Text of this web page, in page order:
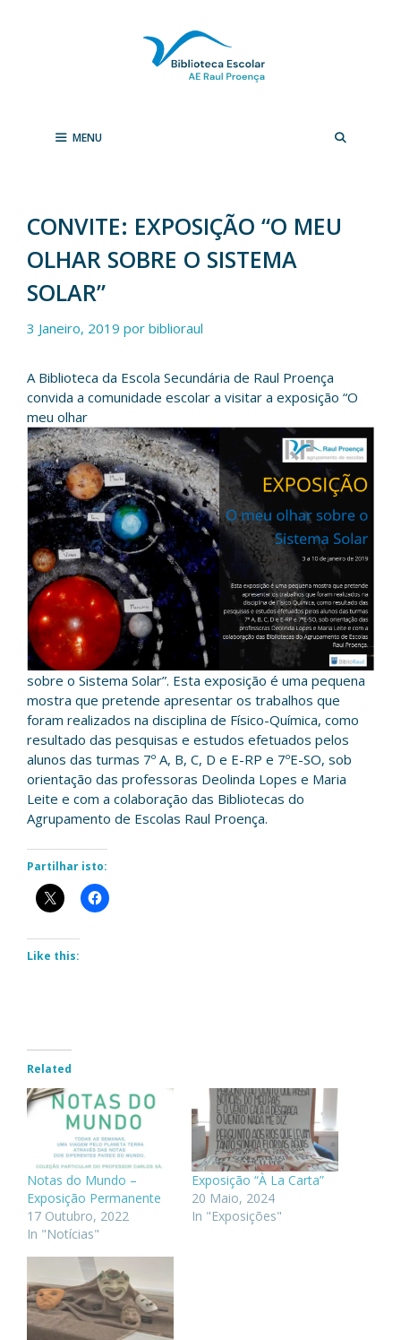
MENU
CONVITE: EXPOSIÇÃO “O MEU
OLHAR SOBRE O SISTEMA
SOLAR”
3 Janeiro, 2019 por biblioraul
A Biblioteca da Escola Secundária de Raul Proença
convida a comunidade escolar a visitar a exposição “O
meu olhar
sobre o Sistema Solar”. Esta exposição é uma pequena
mostra que pretende apresentar os trabalhos que
foram realizados na disciplina de Físico-Química, como
resultado das pesquisas e estudos efetuados pelos
alunos das turmas 7º A, B, C, D e E-RP e 7ºE-SO, sob
orientação das professoras Deolinda Lopes e Maria
Leite e com a colaboração das Bibliotecas do
Agrupamento de Escolas Raul Proença.
Partilhar isto:
Like this:
Related
Notas do Mundo –
Exposição Permanente
17 Outubro, 2022
In "Notícias"
Exposição “À La Carta”
20 Maio, 2024
In "Exposições"